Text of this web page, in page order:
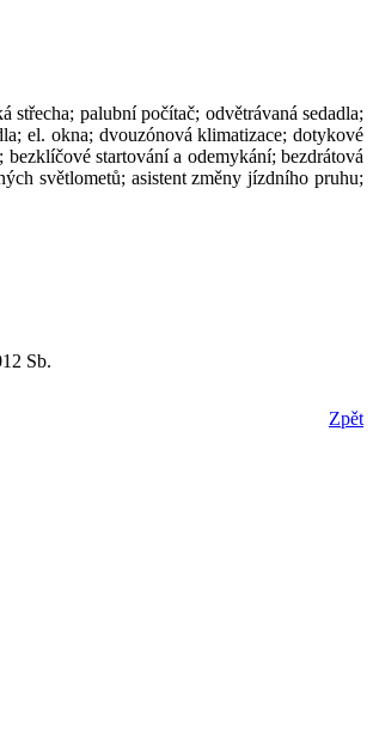
palubní počítač; odvětrávaná sedadla;
el. okna; dvouzónová klimatizace; dotykové
startování a odemykání; bezdrátová
světlometů; asistent změny jízdního pruhu;
Sb.
Zpět